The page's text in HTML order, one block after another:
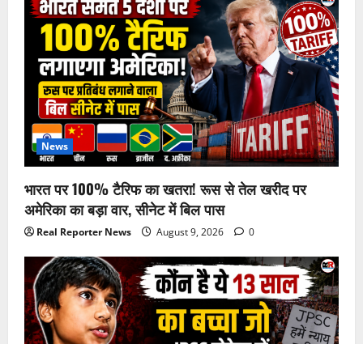
News
भारत पर 100% टैरिफ का खतरा! रूस से तेल खरीद पर
अमेरिका का बड़ा वार, सीनेट में बिल पास
Real Reporter News August 9, 2026 0